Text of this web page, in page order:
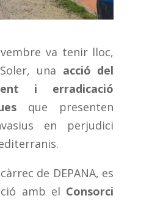
va tenir lloc,
una acció del
i erradicació
que presenten
en perjudici
de DEPANA, es
amb el Consorci